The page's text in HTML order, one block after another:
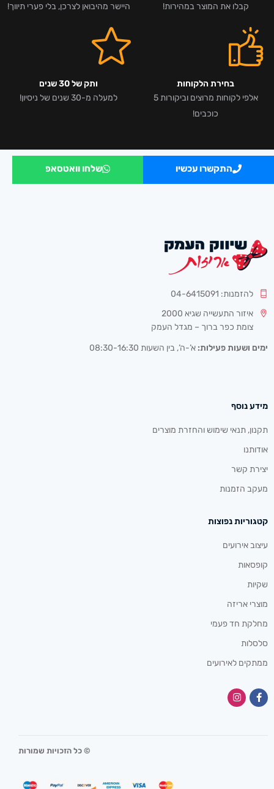
קבלו את המוצר במהירות!
היישר מהיבואן לצרכן, בלי פערי תיווך!
בחירת הלקוחות
אלפי לקוחות מרוצים וביקורות 5
כוכבים!
ותק של 30 שנים
למעלה מ-30 שנים של ניסיון!
התקשרו עכשיו שלחו וואטסאפ
להזמנות: 04-6415091
איזור התעשייה שגיא 2000
צומת כפר ברוך – מגדל העמק
ימים ושעות פעילות: א’-ה’, בין השעות 08:30-16:30
מידע נוסף
תקנון, תנאי שימוש והחזרת מוצרים
אודותנו
יצירת קשר
מעקב הזמנות
קטגוריות נפוצות
עיצוב אירועים
קופסאות
שקיות
מוצרי אריזה
מחלקת חד פעמי
סלסלות
ממתקים לאירועים
© כל הזכויות שמורות